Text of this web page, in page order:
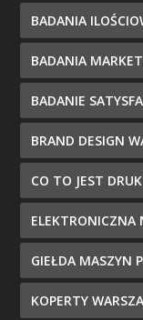
BADANIA
BADANIA
BADANIE
BRAND DESIGN
CO TO JEST
ELEKTRONICZNA
GIEŁDA MASZYN
KOPERTY